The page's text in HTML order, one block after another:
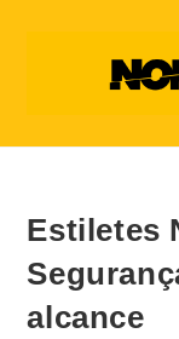
Estiletes
alcance